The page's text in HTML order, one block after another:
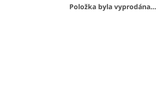
Položka byla vyprodána…